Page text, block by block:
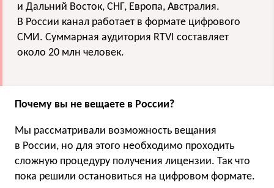
и Дальний Восток, СНГ, Европа, Австралия.
В России канал работает в формате цифрового
СМИ. Суммарная аудитория RTVI составляет
около 20 млн человек.
Почему вы не вещаете в России?
Мы рассматривали возможность вещания
в России, но для этого необходимо проходить
сложную процедуру получения лицензии. Так что
пока решили остановиться на цифровом формате.